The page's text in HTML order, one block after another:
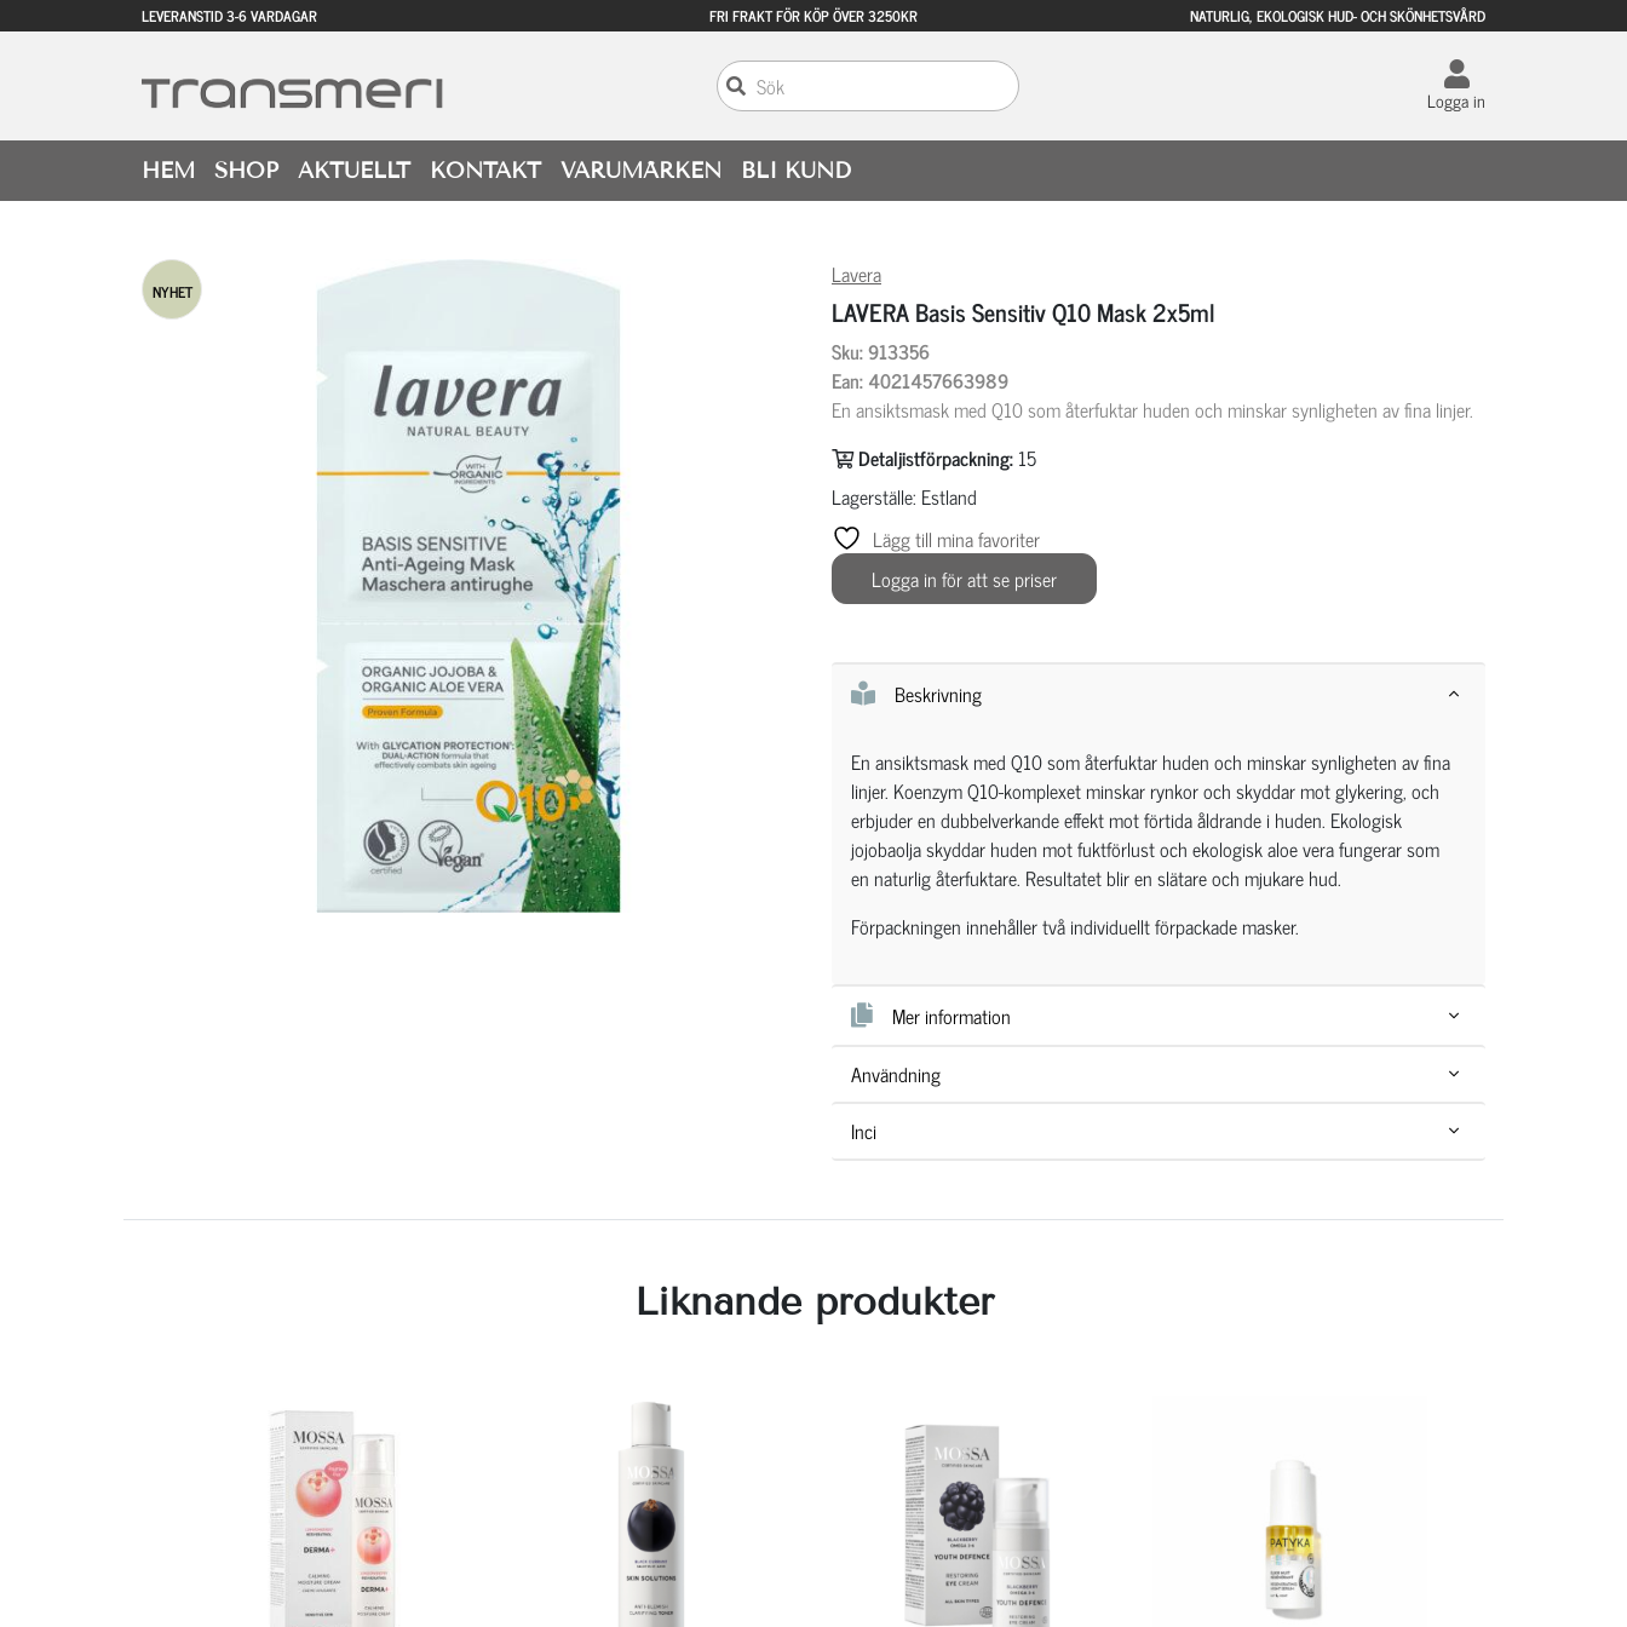
LEVERANSTID 3-6 VARDAGAR FRI FRAKT FÖR KÖP ÖVER 3250KR NATURLIG, EKOLOGISK HUD- OCH SKÖNHETSVÅRD
Logga in
HEM SHOP AKTUELLT KONTAKT VARUMÄRKEN BLI KUND
NYHET
Lavera
LAVERA Basis Sensitiv Q10 Mask 2x5ml
Sku: 913356
Ean: 4021457663989
En ansiktsmask med Q10 som återfuktar huden och minskar synligheten av fina linjer.
Detaljistförpackning:15
Lagerställe: Estland
Lägg till mina favoriter
Logga in för att se priser
Beskrivning
En ansiktsmask med Q10 som återfuktar huden och minskar synligheten av fina
linjer. Koenzym Q10-komplexet minskar rynkor och skyddar mot glykering, och
erbjuder en dubbelverkande effekt mot förtida åldrande i huden. Ekologisk
jojobaolja skyddar huden mot fuktförlust och ekologisk aloe vera fungerar som
en naturlig återfuktare. Resultatet blir en slätare och mjukare hud.
Förpackningen innehåller två individuellt förpackade masker.
Mer information
Användning
Inci
Liknande produkter